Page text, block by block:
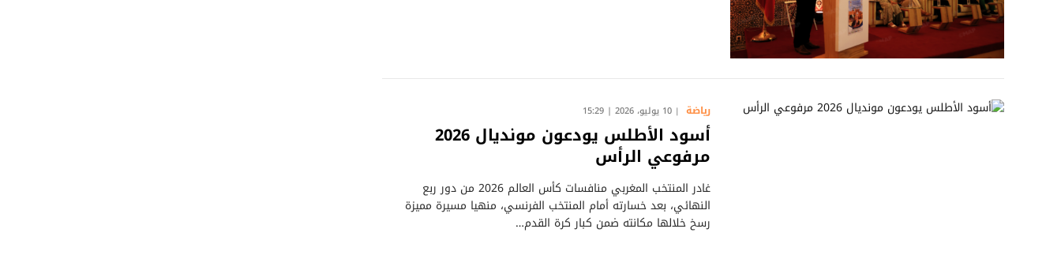
رياضة 10 يوليو، 2026 | 15:29
أسود الأطلس يودعون مونديال 2026
مرفوعي الرأس
غادر المنتخب المغربي منافسات كأس العالم 2026 من دور ربع
النهائي، بعد خسارته أمام المنتخب الفرنسي، منهيا مسيرة مميزة
رسخ خلالها مكانته ضمن كبار كرة القدم…